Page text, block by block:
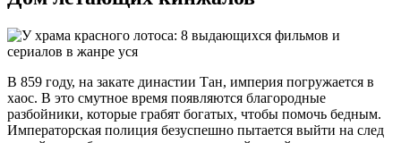
В 859 году, на закате династии Тан, империя погружается в
хаос. В это смутное время появляются благородные
разбойники, которые грабят богатых, чтобы помочь бедным.
Императорская полиция безуспешно пытается выйти на след